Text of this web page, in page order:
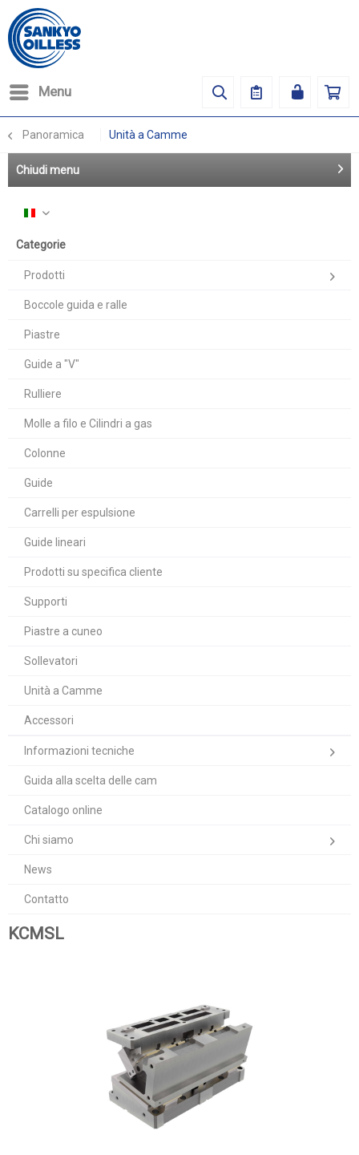
Menu
Panoramica Unità a Camme
Chiudi menu
Italiano
Categorie
Prodotti
Boccole guida e ralle
Piastre
Guide a "V"
Rulliere
Molle a filo e Cilindri a gas
Colonne
Guide
Carrelli per espulsione
Guide lineari
Prodotti su specifica cliente
Supporti
Piastre a cuneo
Sollevatori
Unità a Camme
Accessori
Informazioni tecniche
Guida alla scelta delle cam
Catalogo online
Chi siamo
News
Contatto
KCMSL